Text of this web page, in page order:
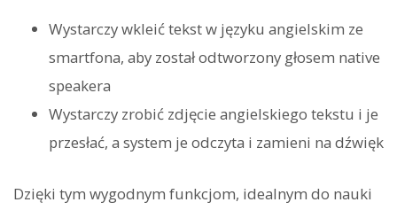
Wystarczy wkleić tekst w języku angielskim ze
smartfona, aby został odtworzony głosem native
speakera
Wystarczy zrobić zdjęcie angielskiego tekstu i je
przesłać, a system je odczyta i zamieni na dźwięk
Dzięki tym wygodnym funkcjom, idealnym do nauki